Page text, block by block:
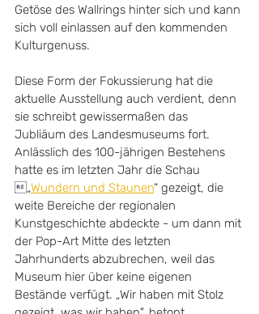
Getöse des Wallrings hinter sich und kann
sich voll einlassen auf den kommenden
Kulturgenuss.
Diese Form der Fokussierung hat die
aktuelle Ausstellung auch verdient, denn
sie schreibt gewissermaßen das
Jubliäum des Landesmuseums fort.
Anlässlich des 100-jährigen Bestehens
hatte es im letzten Jahr die Schau
„Wundern und Staunen“ gezeigt, die
weite Bereiche der regionalen
Kunstgeschichte abdeckte - um dann mit
der Pop-Art Mitte des letzten
Jahrhunderts abzubrechen, weil das
Museum hier über keine eigenen
Bestände verfügt. „Wir haben mit Stolz